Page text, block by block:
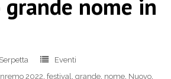
nome in
Eventi
2022, festival, grande, nome, Nuovo,